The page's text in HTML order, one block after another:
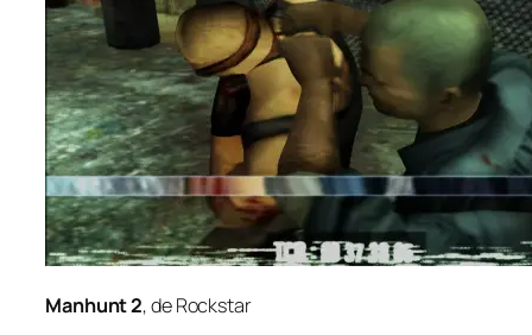
Manhunt 2, de Rockstar